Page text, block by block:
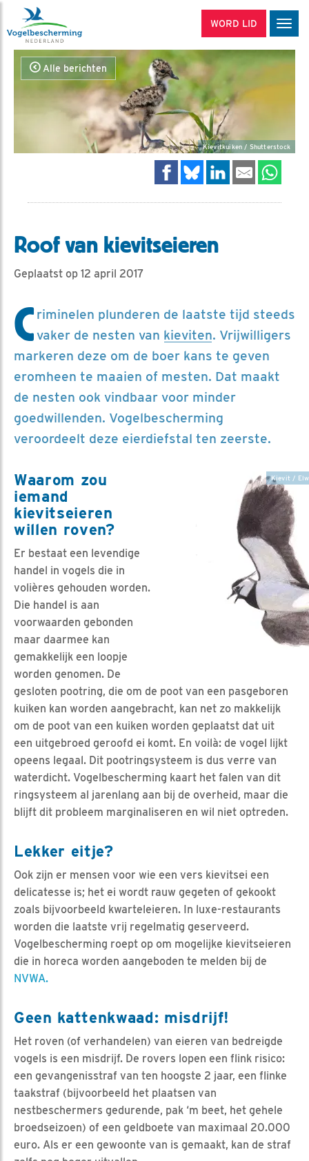
WORD LID
Alle berichten
Kievitkuiken / Shutterstock
Roof van kievitseieren
Geplaatst op 12 april 2017
Criminelen plunderen de laatste tijd steeds
vaker de nesten van kieviten. Vrijwilligers
markeren deze om de boer kans te geven
eromheen te maaien of mesten. Dat maakt
de nesten ook vindbaar voor minder
goedwillenden. Vogelbescherming
veroordeelt deze eierdiefstal ten zeerste.
Kievit /
Waarom zou
iemand
kievitseieren
willen roven?
Er bestaat een levendige
handel in vogels die in
volières gehouden worden.
Die handel is aan
voorwaarden gebonden
maar daarmee kan
gemakkelijk een loopje
worden genomen. De
gesloten pootring, die om de poot van een pasgeboren
kuiken kan worden aangebracht, kan net zo makkelijk
om de poot van een kuiken worden geplaatst dat uit
een uitgebroed geroofd ei komt. En voilà: de vogel lijkt
opeens legaal. Dit pootringsysteem is dus verre van
waterdicht. Vogelbescherming kaart het falen van dit
ringsysteem al jarenlang aan bij de overheid, maar die
blijft dit probleem marginaliseren en wil niet optreden.
Lekker eitje?
Ook zijn er mensen voor wie een vers kievitsei een
delicatesse is; het ei wordt rauw gegeten of gekookt
zoals bijvoorbeeld kwarteleieren. In luxe-restaurants
worden die laatste vrij regelmatig geserveerd.
Vogelbescherming roept op om mogelijke kievitseieren
die in horeca worden aangeboden te melden bij de
NVWA.
Geen kattenkwaad: misdrijf!
Het roven (of verhandelen) van eieren van bedreigde
vogels is een misdrijf. De rovers lopen een flink risico:
een gevangenisstraf van ten hoogste 2 jaar, een flinke
taakstraf (bijvoorbeeld het plaatsen van
nestbeschermers gedurende, pak ‘m beet, het gehele
broedseizoen) of een geldboete van maximaal 20.000
euro. Als er een gewoonte van is gemaakt, kan de straf